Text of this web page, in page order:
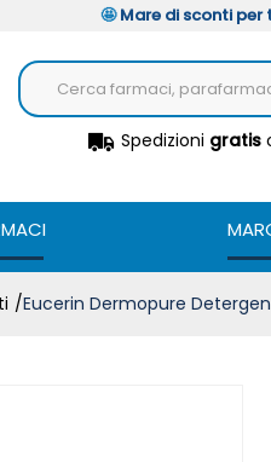
🤩Mare di sconti per
Spedizioni gratis
Eucerin Dermopure